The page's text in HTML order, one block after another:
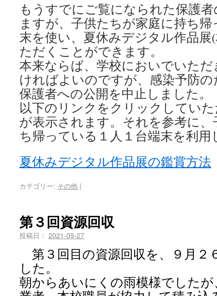
もうすでにご覧になられた保護
ますが、子供たちが家庭に持ち
末を使い、夏休みデジタル作品展
ただくことができます。
本来ならば、学校においでいた
ければよいのですが、感染予防
保護者への公開を中止しました。
以下のリンクをクリックしてい
が表示されます。それを参考に
ち帰っている１人１台端末を利
夏休みデジタル作品展の鑑賞方法
カテゴリー: その他 |
第３回資源回収
投稿日： 2021-09-27
第３回目の資源回収を、９月２
した。
朝からあいにくの雨模様でした